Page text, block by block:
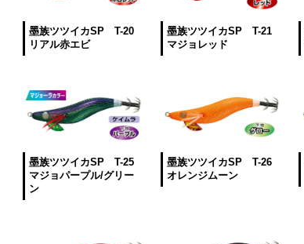
墨族ツツイカSP T-20
リアル赤エビ
墨族ツツイカSP T-21
マジョレッド
墨族ツツイカSP T-25
マジョパープル/グリー
ン
墨族ツツイカSP T-26
オレンジムーン